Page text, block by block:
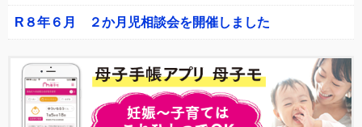
R８年６月 ２か月児相談会を開催しました